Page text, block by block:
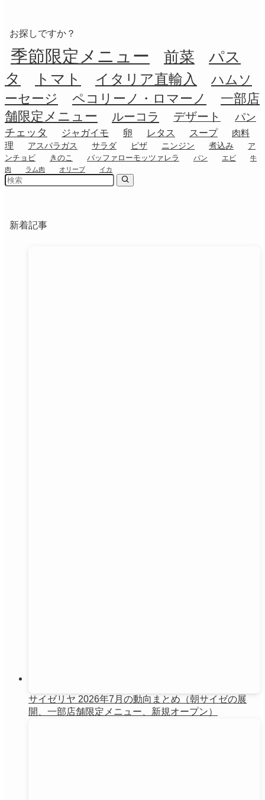
お探しですか？
季節限定メニュー 前菜
パス
タ
トマト イタリア直輸入
ハムソ
ーセージ
ペコリーノ・ロマーノ
一部店
舗限定メニュー
ルーコラ デザート
パン
チェッタ
ジャガイモ 卵 レタス スープ
肉料
理
アスパラガス サラダ ピザ ニンジン 煮込み
ア
ンチョビ
きのこ バッファローモッツァレラ パン エビ
牛
肉
ラム肉 オリーブ イカ
新着記事
サイゼリヤ 2026年7月の動向まとめ（朝サイゼの展
開、一部店舗限定メニュー、新規オープン）